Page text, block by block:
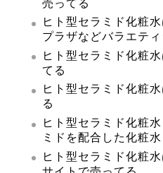
売ってる
ヒト型セラミド化粧
プラザなどバラエテ
ヒト型セラミド化粧
てる
ヒト型セラミド化粧
る
ヒト型セラミド化粧
ミドを配合した化粧水
ヒト型セラミド化粧